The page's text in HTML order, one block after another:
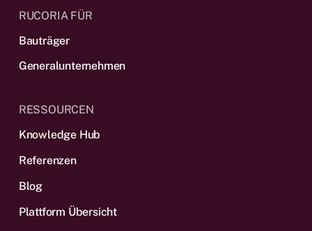
RUCORIA FÜR
Bauträger
Generalunternehmen
RESSOURCEN
Knowledge Hub
Referenzen
Blog
Plattform Übersicht